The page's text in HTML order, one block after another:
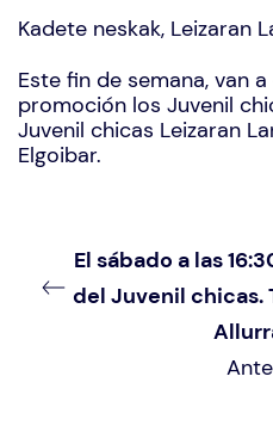
Kadete neskak, Leizaran
Este fin de semana, van
promoción los Juvenil
Juvenil chicas Leizaran
Elgoibar.
El sábado a las
del Juvenil chicas.